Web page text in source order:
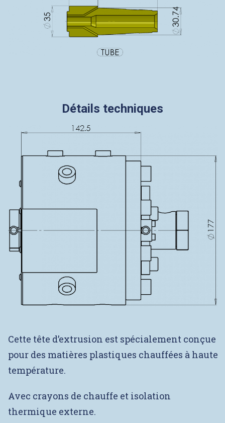
Détails techniques
Cette tête d’extrusion est spécialement conçue
pour des matières plastiques chauffées à haute
température.
Avec crayons de chauffe et isolation
thermique externe.